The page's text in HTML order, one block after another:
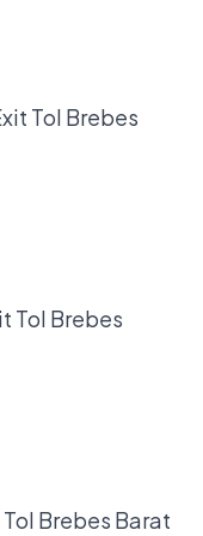
Tol Brebes
Tol Brebes
Brebes Barat